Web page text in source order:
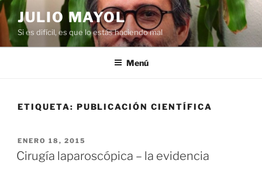
Saltar
al
contenido
JULIO MAYOL
Si es difícil, es que lo estás haciendo mal
Menú
ETIQUETA: PUBLICACIÓN CIENTÍFICA
PUBLICADO
EL
ENERO 18, 2015
Cirugía laparoscópica – la evidencia